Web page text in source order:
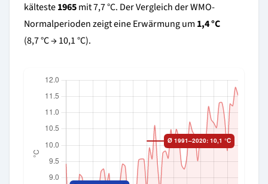
kälteste1965mit 7,7 °C. Der Vergleich der WMO-
Normalperioden zeigt eine Erwärmung um 1,4 °C
(8,7 °C → 10,1 °C).